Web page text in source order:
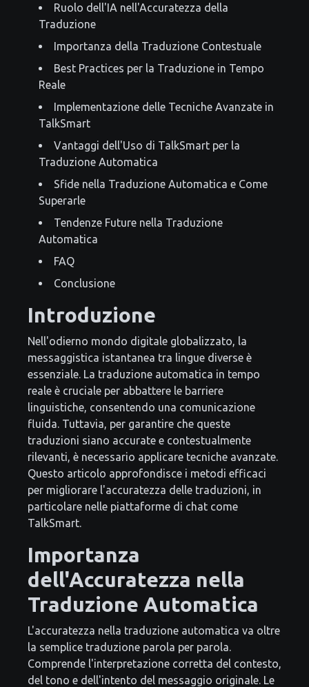
Ruolo dell'IA nell'Accuratezza della
Traduzione
Importanza della Traduzione Contestuale
Best Practices per la Traduzione in Tempo
Reale
Implementazione delle Tecniche Avanzate in
TalkSmart
Vantaggi dell'Uso di TalkSmart per la
Traduzione Automatica
Sfide nella Traduzione Automatica e Come
Superarle
Tendenze Future nella Traduzione
Automatica
FAQ
Conclusione
Introduzione
Nell'odierno mondo digitale globalizzato, la
messaggistica istantanea tra lingue diverse è
essenziale. La traduzione automatica in tempo
reale è cruciale per abbattere le barriere
linguistiche, consentendo una comunicazione
fluida. Tuttavia, per garantire che queste
traduzioni siano accurate e contestualmente
rilevanti, è necessario applicare tecniche avanzate.
Questo articolo approfondisce i metodi efficaci
per migliorare l'accuratezza delle traduzioni, in
particolare nelle piattaforme di chat come
TalkSmart.
Importanza
dell'Accuratezza nella
Traduzione Automatica
L'accuratezza nella traduzione automatica va oltre
la semplice traduzione parola per parola.
Comprende l'interpretazione corretta del contesto,
del tono e dell'intento del messaggio originale. Le